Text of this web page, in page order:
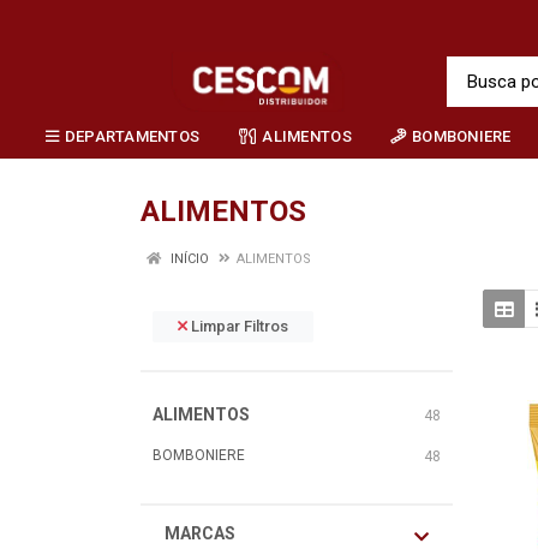
DEPARTAMENTOS ALIMENTOS BOMBONIERE
ALIMENTOS
INÍCIO ALIMENTOS
Limpar Filtros
ALIMENTOS 48
BOMBONIERE 48
MARCAS